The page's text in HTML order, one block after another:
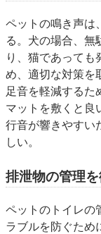
ペットの鳴き声は
る。犬の場合、無
り、猫であっても
め、適切な対策を
足音を軽減するた
マットを敷くと良
行音が響きやすい
しい。
排泄物の管理
ペットのトイレの
ラブルを防ぐため